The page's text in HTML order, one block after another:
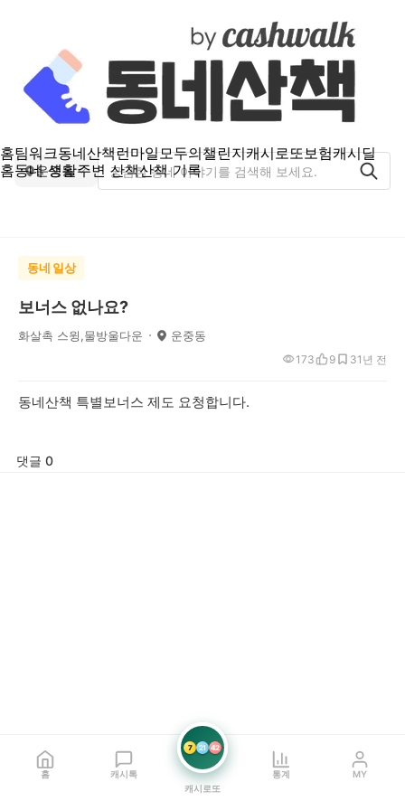
홈팀워크동네산책런마일모두의챌린지캐시로또보험캐시딜
홈동네 생활주변 산책산책 기록
운중동
동네 일상
보너스 없나요?
화살촉 스윙,물방울다운 운중동
1년 전
173 9 3
동네산책 특별보너스 제도 요청합니다.
댓글 0
홈 캐시톡
7 21 42
캐시로또
통계 MY